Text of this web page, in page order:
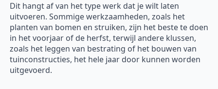
Dit hangt af van het type werk dat je wilt laten
uitvoeren. Sommige werkzaamheden, zoals het
planten van bomen en struiken, zijn het beste te doen
in het voorjaar of de herfst, terwijl andere klussen,
zoals het leggen van bestrating of het bouwen van
tuinconstructies, het hele jaar door kunnen worden
uitgevoerd.